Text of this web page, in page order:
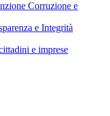
Corruzione e
e Integrità
e imprese